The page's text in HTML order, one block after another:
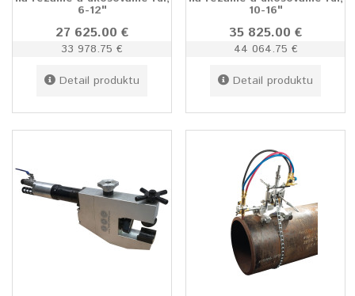
6-12"
27 625.00 €
33 978.75 €
Detail produktu
10-16"
35 825.00 €
44 064.75 €
Detail produktu